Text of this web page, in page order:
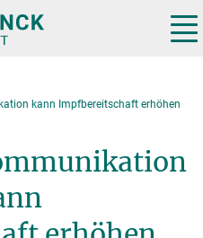
kann Impfbereitschaft erhöhen